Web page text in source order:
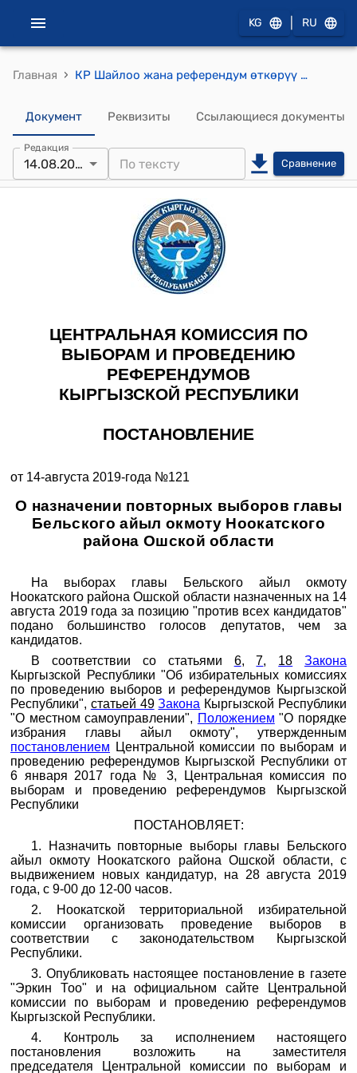
KG RU
Главная › КР Шайлоо жана референдум өткөрүү боюнча борбордук комиссиясынын 2019-жылдын 14-августундагы №121 "Ош облусунун Ноокат районунун Бел айыл өкмөтүнүн башчысын кайра шайлоону дайындоо жөнүндө"токтому
Документ Реквизиты Ссылающиеся документы
Редакция
14.08.2019 Сравнение